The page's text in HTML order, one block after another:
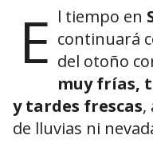
E l tiempo en
continuará
del otoño
muy frías,
y tardes frescas,
de lluvias ni